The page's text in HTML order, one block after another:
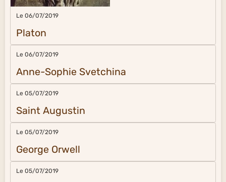
Le 06/07/2019
Platon
Le 06/07/2019
Anne-Sophie Svetchina
Le 05/07/2019
Saint Augustin
Le 05/07/2019
George Orwell
Le 05/07/2019